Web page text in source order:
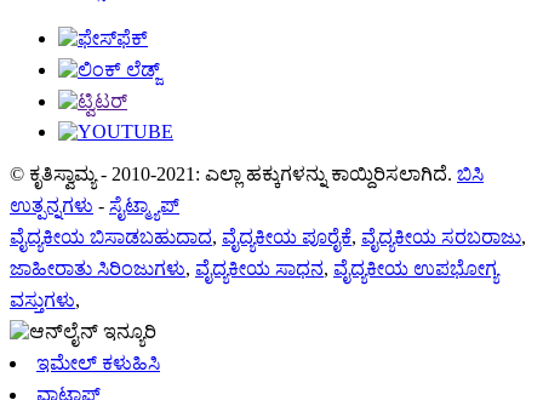
© ಕೃತಿಸ್ವಾಮ್ಯ - 2010-2021: ಎಲ್ಲಾ ಹಕ್ಕುಗಳನ್ನು ಕಾಯ್ದಿರಿಸಲಾಗಿದೆ. ಬಿಸಿ
ಉತ್ಪನ್ನಗಳು - ಸೈಟ್ಮ್ಯಾಪ್
ವೈದ್ಯಕೀಯ ಬಿಸಾಡಬಹುದಾದ, ವೈದ್ಯಕೀಯ ಪೂರೈಕೆ, ವೈದ್ಯಕೀಯ ಸರಬರಾಜು,
ಜಾಹೀರಾತು ಸಿರಿಂಜುಗಳು, ವೈದ್ಯಕೀಯ ಸಾಧನ, ವೈದ್ಯಕೀಯ ಉಪಭೋಗ್ಯ
ವಸ್ತುಗಳು,
ಇಮೇಲ್ ಕಳುಹಿಸಿ
ವಾಟ್ಸಾಪ್